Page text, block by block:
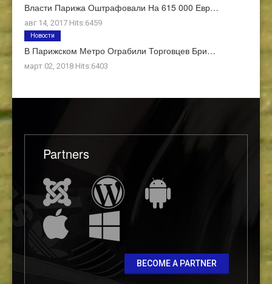
Власти Парижа Оштрафовали На 615 000 Евр…
авг 14, 2017 Hits:6459
В Парижском Метро Ограбили Торговцев Бри…
март 02, 2018 Hits:6403
Новости
Partners
BECOME A PARTNER